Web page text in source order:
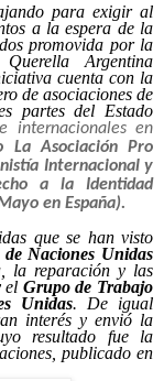
para exigir al
a la espera de la
promovida por la
Argentina
cuenta con la
de asociaciones de
partes del Estado
internacionales en
LaAsociación Pro
Internacionaly
a la Identidad
en España).
que se han visto
Naciones Unidas
la reparación y las
el Grupo de Trabajo
Unidas. De igual
interés y envió la
resultado fue la
publicado en